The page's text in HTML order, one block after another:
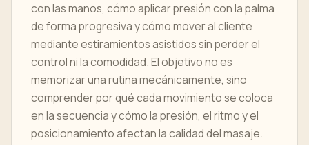
con las manos, cómo aplicar presión con la palma
de forma progresiva y cómo mover al cliente
mediante estiramientos asistidos sin perder el
control ni la comodidad. El objetivo no es
memorizar una rutina mecánicamente, sino
comprender por qué cada movimiento se coloca
en la secuencia y cómo la presión, el ritmo y el
posicionamiento afectan la calidad del masaje.